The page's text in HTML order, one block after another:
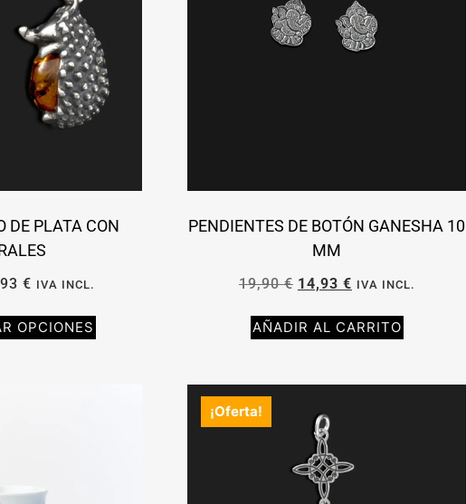
DE PLATA CON
€ IVA INCL.
OPCIONES
PENDIENTES DE BOTÓN GANESHA 10
MM
19,90€ 14,93 € IVA INCL.
AÑADIR AL CARRITO
¡Oferta!